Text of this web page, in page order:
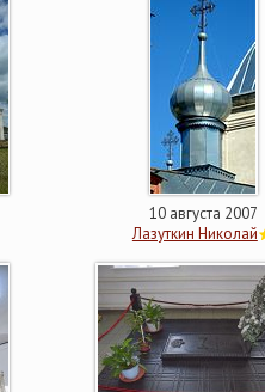
10 августа 2007
Лазуткин Николай